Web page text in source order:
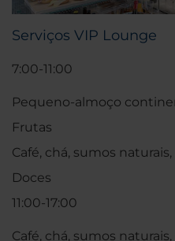
Serviços VIP Lounge
7:00-11:00
Pequeno-almoço
Frutas
Café, chá, sumos
Doces
11:00-17:00
Café, chá, sumos